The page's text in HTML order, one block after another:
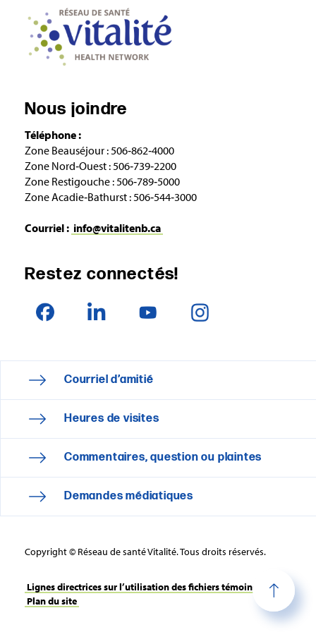
Nous joindre
Téléphone :
Zone Beauséjour : 506‑862‑4000
Zone Nord‑Ouest : 506‑739‑2200
Zone Restigouche : 506‑789‑5000
Zone Acadie‑Bathurst : 506‑544‑3000
Courriel : info@vitalitenb.ca
Restez connectés!
Courriel d’amitié
Heures de visites
Commentaires, question ou plaintes
Demandes médiatiques
Copyright © Réseau de santé Vitalité. Tous droits réservés.
Lignes directrices sur l’utilisation des fichiers témoins
Plan du site